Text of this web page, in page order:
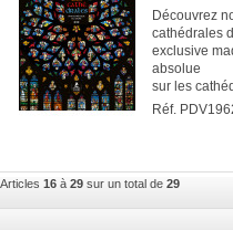
Découvrez
cathédrales
exclusive
absolue
sur les
Réf.
Articles 16 à 29 sur un total de 29